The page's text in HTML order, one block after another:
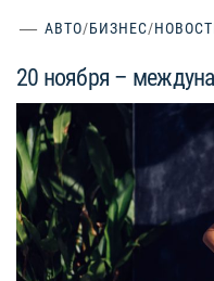
АВТО/БИЗНЕС/
20 ноября –